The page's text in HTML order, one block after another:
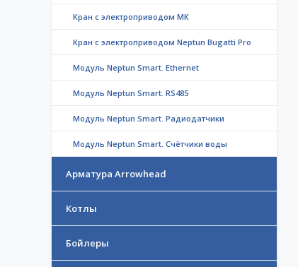
Кран с электроприводом МК
Кран с электроприводом Neptun Bugatti Pro
Модуль Neptun Smart. Ethernet
Модуль Neptun Smart. RS485
Модуль Neptun Smart. Радиодатчики
Модуль Neptun Smart. Счётчики воды
Арматура Arrowhead
Котлы
Бойлеры